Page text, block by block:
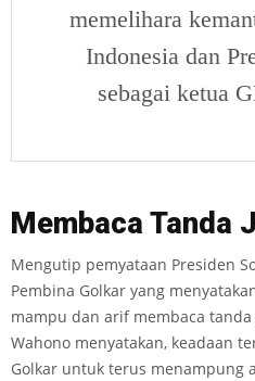
memelihara
Indonesia dan
sebagai ketua
Membaca Tanda
Mengutip pemyataan Presiden
Pembina Golkar yang
mampu dan arif membaca
Wahono menyatakan, keadaan
Golkar untuk terus menampung